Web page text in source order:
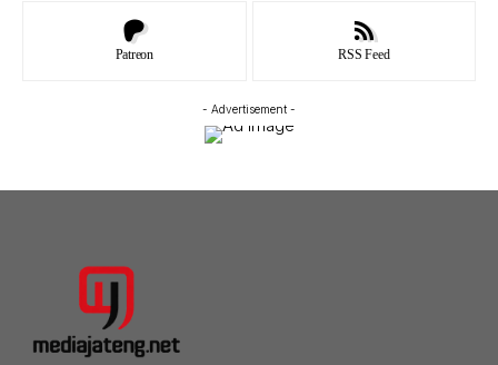
Patreon RSS Feed
- Advertisement -